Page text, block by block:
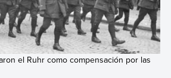
el Ruhr como compensación por las